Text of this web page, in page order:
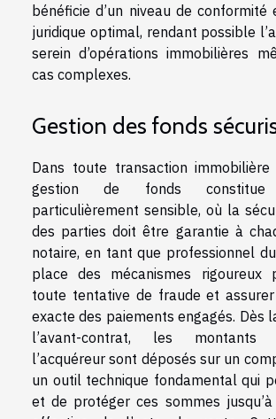
bénéficie d’un niveau de conformité
juridique optimal, rendant possible
serein d’opérations immobilières
cas complexes.
Gestion des fonds
Dans toute transaction
gestion de fonds
particulièrement sensible, où la
des parties doit être garantie à
notaire, en tant que professionnel
place des mécanismes rigoureux
toute tentative de fraude et
exacte des paiements engagés. Dès
l’avant-contrat, les
l’acquéreur sont déposés sur un
un outil technique fondamental qui
et de protéger ces sommes